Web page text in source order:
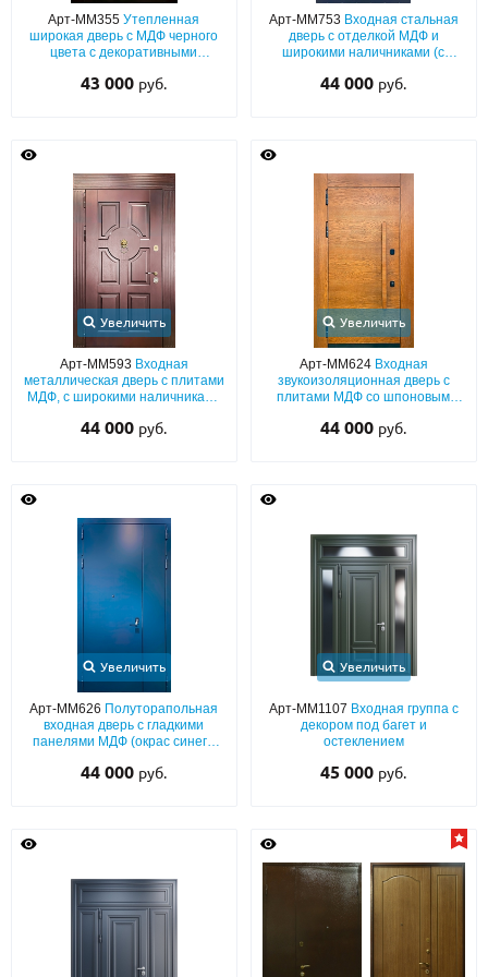
Арт-ММ355Утепленная
широкая дверь с МДФ черного
цвета с декоративными
43 000 руб.
Арт-ММ753 Входная стальная
дверь с отделкой МДФ и
широкими наличниками (с
44 000 руб.
Увеличить
Арт-ММ593 Входная
металлическая дверь с плитами
МДФ, с широкими наличниками
44 000 руб.
Увеличить
Арт-ММ624 Входная
звукоизоляционная дверь с
плитами МДФ со шпоновым
наличниками и бугельной
44 000 руб.
Увеличить
Арт-ММ626 Полуторапольная
входная дверь с гладкими
панелями МДФ (окрас синего
44 000 руб.
Увеличить
Арт-ММ1107 Входная группа с
декором под багет и
остеклением
45 000 руб.